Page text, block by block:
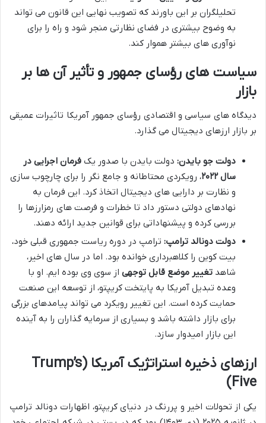
تحلیلگران بر این باورند که تصویب نهایی این قانون می تواند
به وضوح بیشتری در فضای نظارتی منجر شود و راه را برای
نوآوری های بیشتر هموار کند.
سیاست های رؤسای جمهور و تأثیر آن ها بر
بازار
دیدگاه های سیاسی و اقتصادی رؤسای جمهور آمریکا تاثیرات عمیقی
بر بازار ارزهای دیجیتال می گذارد.
دولت جو بایدن: دولت بایدن با صدور یک فرمان اجرایی در
سال ۲۰۲۲
، رویکردی محتاطانه و جامع نگر را برای چارچوب سازی
و نظارت بر دارایی های دیجیتال اتخاذ کرد. این فرمان به
نهادهای دولتی دستور داد تا خطرات و فرصت های رمزارزها را
بررسی کرده و پیشنهاداتی برای قوانین جدید ارائه دهند.
دولت دونالد ترامپ: ترامپ در دوره ریاست جمهوری قبلی خود،
بیت کوین را کلاهبرداری خوانده بود. اما در سال های اخیر،
شاهد تغییر موضع قابل توجهی از سوی وی بوده ایم. او با
وعده تبدیل آمریکا به پایتخت کریپتو، از توسعه این صنعت
حمایت کرده است. این تغییر رویکرد می تواند پیامدهای بزرگی
برای بازار داشته باشد و بسیاری از سرمایه گذاران را به آینده
این بازار امیدوار سازد.
ارزهای ذخیره استراتژیک آمریکا (Trump’s
Five)
یکی از تحولات اخیر و پررنگ در دنیای کریپتو، اظهارات دونالد ترامپ